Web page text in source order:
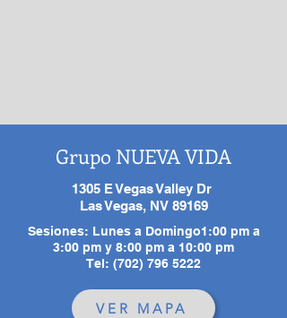
Grupo NUEVA VIDA
1305 E Vegas Valley Dr
Las Vegas, NV 89169
Sesiones: Lunes a Domingo1:00 pm a
3:00 pm y 8:00 pm a 10:00 pm
Tel: (702) 796 5222
VER MAPA